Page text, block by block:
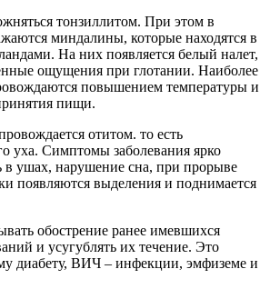
тонзиллитом. При этом в
миндалины, которые находятся в
На них появляется белый налет,
ощущения при глотании. Наиболее
повышением температуры и
пищи.
отитом. то есть
уха. Симптомы заболевания ярко
в ушах, нарушение сна, при прорыве
появляются выделения и поднимается
обострение ранее имевшихся
и усугублять их течение. Это
диабету, ВИЧ – инфекции, эмфиземе и